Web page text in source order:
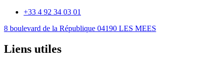
+33 4 92 34 03 01
8 boulevard de la République 04190 LES MEES
Liens utiles